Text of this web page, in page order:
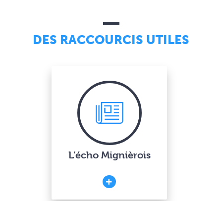
DES RACCOURCIS UTILES
L’écho Mignièrois